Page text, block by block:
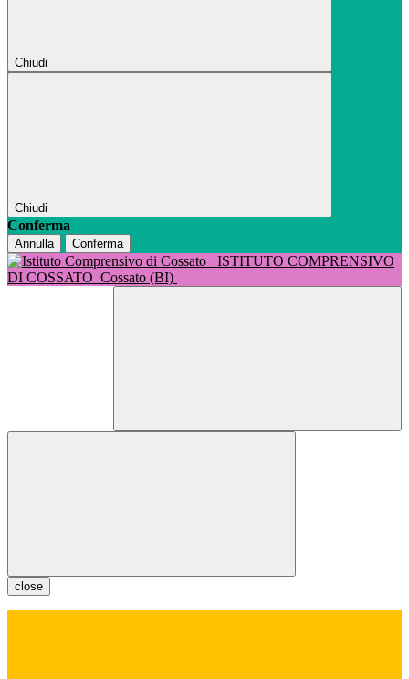
Chiudi
Chiudi
Conferma
Annulla Conferma
ISTITUTO COMPRENSIVO
DI COSSATO Cossato (BI)
close